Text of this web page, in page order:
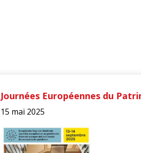
Journées Européennes du
15 mai 2025